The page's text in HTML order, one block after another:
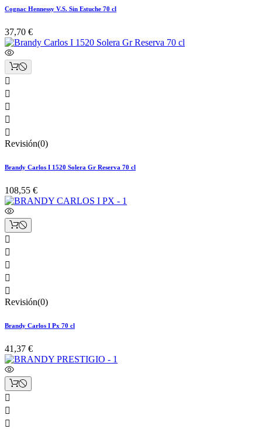
Cognac Hennessy V.S. Sin Estuche 70 cl
37,70 €





Revisión(0)
Brandy Carlos I 1520 Solera Gr Reserva 70 cl
108,55 €





Revisión(0)
Brandy Carlos I Px 70 cl
41,37 €


